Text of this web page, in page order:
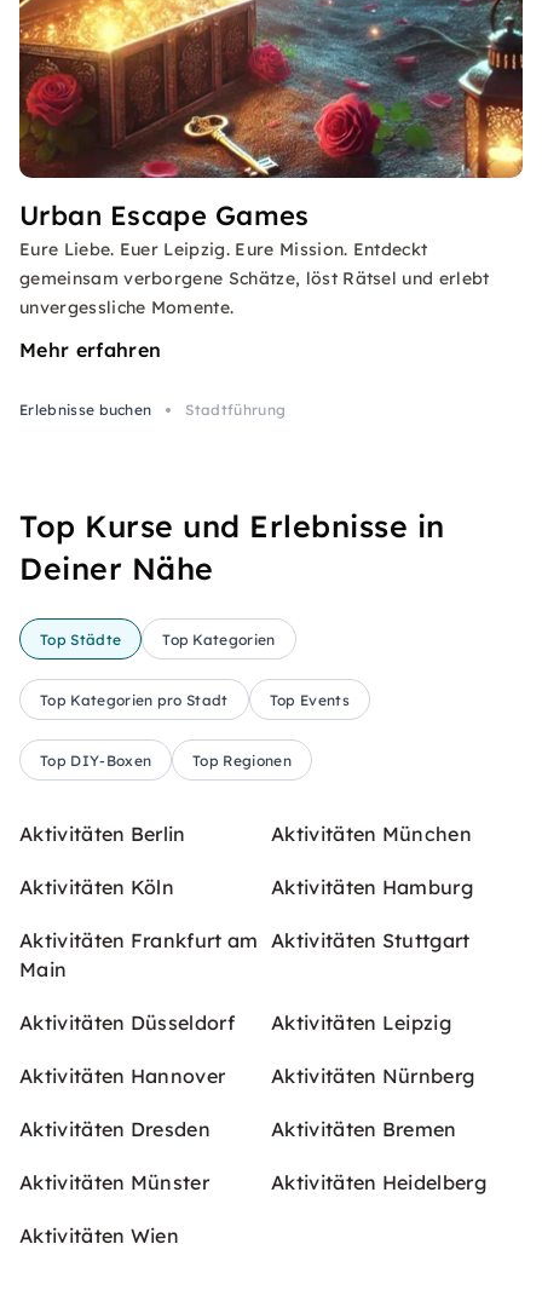
Urban Escape Games
Eure Liebe. Euer Leipzig. Eure Mission. Entdeckt
gemeinsam verborgene Schätze, löst Rätsel und erlebt
unvergessliche Momente.
Mehr erfahren
Erlebnisse buchen Stadtführung
Top Kurse und Erlebnisse in
Deiner Nähe
Top Städte Top Kategorien
Top Kategorien pro Stadt Top Events
Top DIY-Boxen Top Regionen
Aktivitäten Berlin Aktivitäten München
Aktivitäten Köln Aktivitäten Hamburg
Aktivitäten Frankfurt am
Main
Aktivitäten Stuttgart
Aktivitäten Düsseldorf Aktivitäten Leipzig
Aktivitäten Hannover Aktivitäten Nürnberg
Aktivitäten Dresden Aktivitäten Bremen
Aktivitäten Münster Aktivitäten Heidelberg
Aktivitäten Wien